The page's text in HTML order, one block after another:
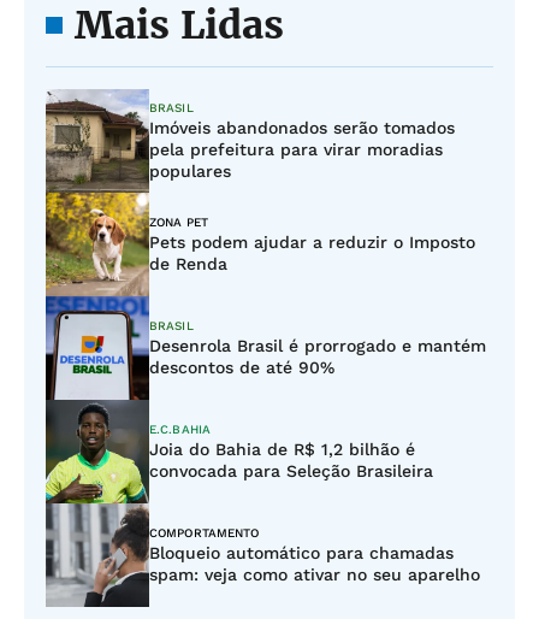
Mais Lidas
BRASIL
Imóveis abandonados serão tomados
pela prefeitura para virar moradias
populares
ZONA PET
Pets podem ajudar a reduzir o Imposto
de Renda
BRASIL
Desenrola Brasil é prorrogado e mantém
descontos de até 90%
E.C.BAHIA
Joia do Bahia de R$ 1,2 bilhão é
convocada para Seleção Brasileira
COMPORTAMENTO
Bloqueio automático para chamadas
spam: veja como ativar no seu aparelho